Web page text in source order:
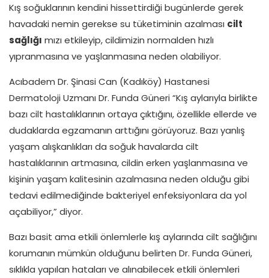
Kış soğuklarının kendini hissettirdiği bugünlerde gerek
havadaki nemin gerekse su tüketiminin azalması cilt
sağlığı mızı etkileyip, cildimizin normalden hızlı
yıpranmasına ve yaşlanmasına neden olabiliyor.
Acıbadem Dr. Şinasi Can (Kadıköy) Hastanesi
Dermatoloji Uzmanı Dr. Funda Güneri “Kış aylarıyla birlikte
bazı cilt hastalıklarının ortaya çıktığını, özellikle ellerde ve
dudaklarda egzamanın arttığını görüyoruz. Bazı yanlış
yaşam alışkanlıkları da soğuk havalarda cilt
hastalıklarının artmasına, cildin erken yaşlanmasına ve
kişinin yaşam kalitesinin azalmasına neden olduğu gibi
tedavi edilmediğinde bakteriyel enfeksiyonlara da yol
açabiliyor,” diyor.
Bazı basit ama etkili önlemlerle kış aylarında cilt sağlığını
korumanın mümkün olduğunu belirten Dr. Funda Güneri,
sıklıkla yapılan hataları ve alınabilecek etkili önlemleri